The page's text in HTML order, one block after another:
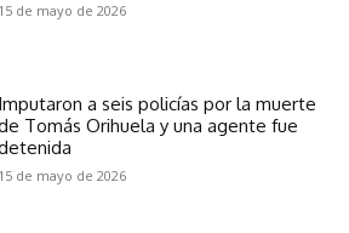
15 de mayo de 2026
Imputaron a seis policías por la muerte
Tomás Orihuela y una agente fue
15 de mayo de 2026